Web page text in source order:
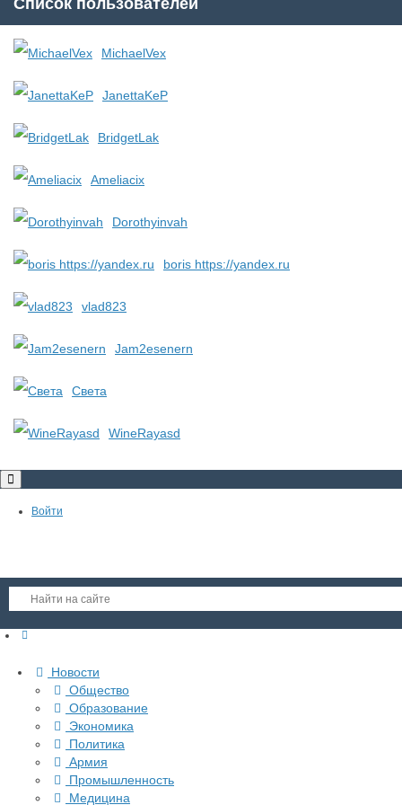
Список пользователей
MichaelVex
JanettaKeP
BridgetLak
Ameliacix
Dorothyinvah
boris https://yandex.ru
vlad823
Jam2esenern
Света
WineRayasd
Toggle
navigation
Войти
Гость
Войти
Регистрация
Новости
Общество
Образование
Экономика
Политика
Армия
Промышленность
Медицина